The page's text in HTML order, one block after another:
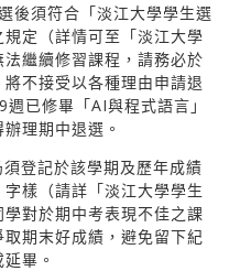
後須符合「淡江大學學生選
定（詳情可至「淡江大學
繼續修習課程，請務必於
不接受以各種理由申請退
已修畢「AI與程式語言」
理期中退選。
登記於該學期及歷年成績
樣（請詳「淡江大學學生
對於期中考表現不佳之課
期末好成績，避免留下紀
畢。